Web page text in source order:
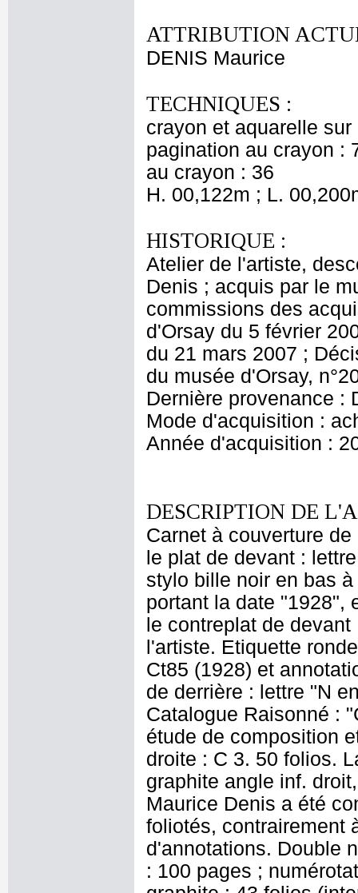
ATTRIBUTION
DENIS Maurice
TECHNIQUES :
crayon et aquarelle
pagination au crayon :
au crayon : 36
H. 00,122m ; L.
HISTORIQUE :
Atelier de l'artiste,
Denis ; acquis par le
commissions des
d'Orsay du 5 février
du 21 mars 2007 ;
du musée d'Orsay,
Dernière provenance :
Mode d'acquisition :
Année d'acquisition :
DESCRIPTION DE
Carnet à couverture
le plat de devant :
stylo bille noir en bas
portant la date "1928",
le contreplat de
l'artiste. Etiquette
Ct85 (1928) et
de derrière : lettre "N
Catalogue Raisonné :
étude de composition
droite : C 3. 50 folios.
graphite angle inf.
Maurice Denis a été
foliotés, contrairement
d'annotations. Double
: 100 pages ;